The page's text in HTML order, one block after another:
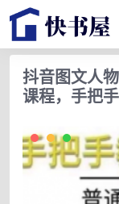
抖音图文人
课程，手把